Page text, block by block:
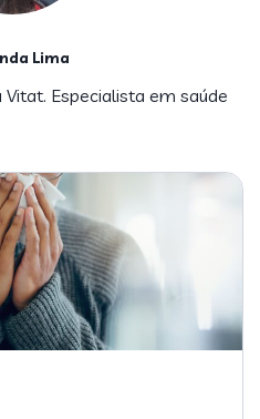
Lima
Especialista em saúde